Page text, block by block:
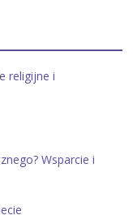
religijne i
Wsparcie i